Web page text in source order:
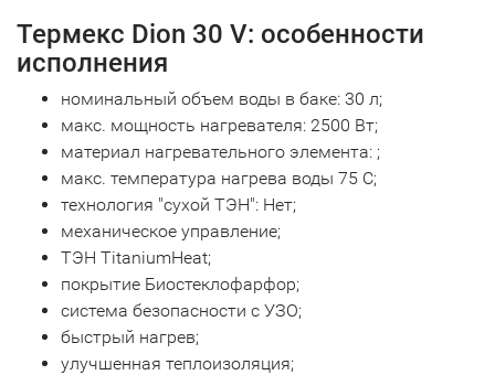
Термекс Dion 30 V: особенности
исполнения
номинальный объем воды в баке: 30 л;
макс. мощность нагревателя: 2500 Вт;
материал нагревательного элемента: ;
макс. температура нагрева воды 75 С;
технология "сухой ТЭН": Нет;
механическое управление;
ТЭН TitaniumHeat;
покрытие Биостеклофарфор;
система безопасности c УЗО;
быстрый нагрев;
улучшенная теплоизоляция;